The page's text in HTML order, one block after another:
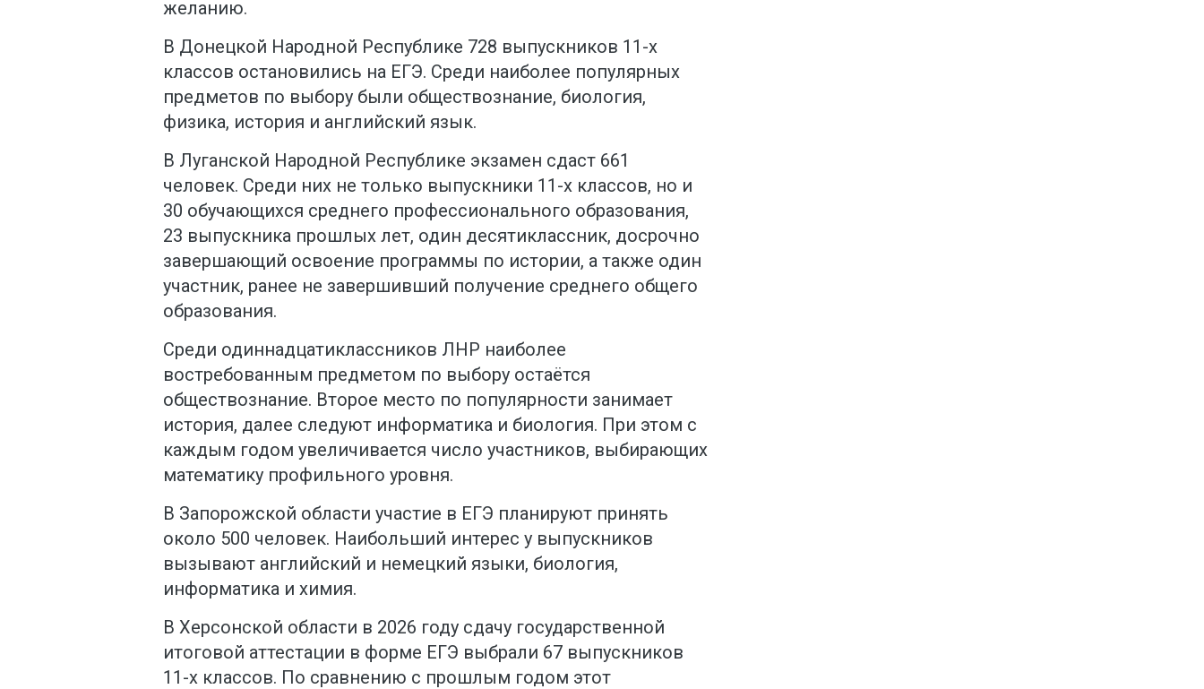
желанию.
В Донецкой Народной Республике 728 выпускников 11-х
классов остановились на ЕГЭ. Среди наиболее популярных
предметов по выбору были обществознание, биология,
физика, история и английский язык.
В Луганской Народной Республике экзамен сдаст 661
человек. Среди них не только выпускники 11-х классов, но и
30 обучающихся среднего профессионального образования,
23 выпускника прошлых лет, один десятиклассник, досрочно
завершающий освоение программы по истории, а также один
участник, ранее не завершивший получение среднего общего
образования.
Среди одиннадцатиклассников ЛНР наиболее
востребованным предметом по выбору остаётся
обществознание. Второе место по популярности занимает
история, далее следуют информатика и биология. При этом с
каждым годом увеличивается число участников, выбирающих
математику профильного уровня.
В Запорожской области участие в ЕГЭ планируют принять
около 500 человек. Наибольший интерес у выпускников
вызывают английский и немецкий языки, биология,
информатика и химия.
В Херсонской области в 2026 году сдачу государственной
итоговой аттестации в форме ЕГЭ выбрали 67 выпускников
11-х классов. По сравнению с прошлым годом этот